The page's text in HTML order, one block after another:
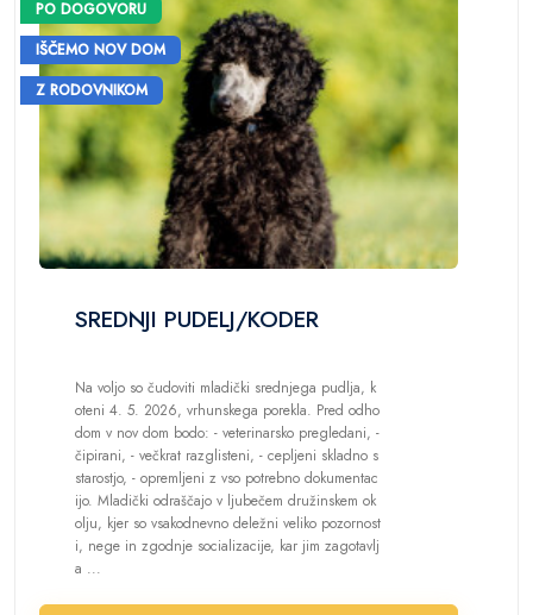
PO DOGOVORU
IŠČEMO NOV DOM
Z RODOVNIKOM
SREDNJI PUDELJ/KODER
Na voljo so čudoviti mladički srednjega pudlja, k
oteni 4. 5. 2026, vrhunskega porekla. Pred odho
dom v nov dom bodo: - veterinarsko pregledani, -
čipirani, - večkrat razglisteni, - cepljeni skladno s
starostjo, - opremljeni z vso potrebno dokumentac
ijo. Mladički odraščajo v ljubečem družinskem ok
olju, kjer so vsakodnevno deležni veliko pozornost
i, nege in zgodnje socializacije, kar jim zagotavlj
a ...